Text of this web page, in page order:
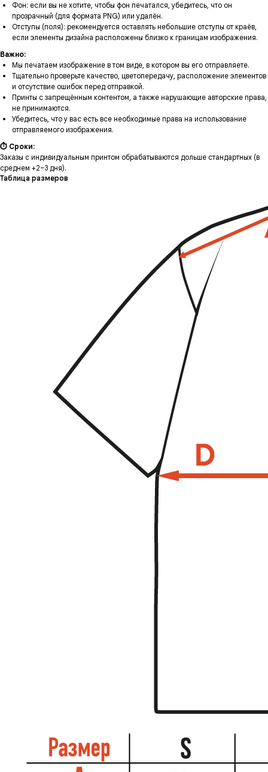
Фон: если вы не хотите, чтобы фон печатался, убедитесь, что он
прозрачный (для формата PNG) или удалён.
Отступы (поля): рекомендуется оставлять небольшие отступы от краёв,
если элементы дизайна расположены близко к границам изображения.
Важно:
Мы печатаем изображение в том виде, в котором вы его отправляете.
Тщательно проверьте качество, цветопередачу, расположение элементов
и отсутствие ошибок перед отправкой.
Принты с запрещённым контентом, а также нарушающие авторские права,
не принимаются.
Убедитесь, что у вас есть все необходимые права на использование
отправляемого изображения.
⏱ Сроки:
Заказы с индивидуальным принтом обрабатываются дольше стандартных (в
среднем +2–3 дня).
Таблица размеров